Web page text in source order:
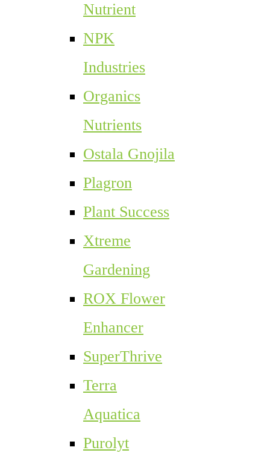
Nutrient
NPK
Industries
Organics
Nutrients
Ostala Gnojila
Plagron
Plant Success
Xtreme
Gardening
ROX Flower
Enhancer
SuperThrive
Terra
Aquatica
Purolyt